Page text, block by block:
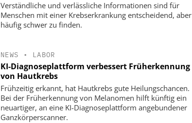
Verständliche und verlässliche Informationen sind für
Menschen mit einer Krebserkrankung entscheidend, aber
häufig schwer zu finden.
NEWS • LABOR
KI-Diagnoseplattform verbessert Früherkennung
von Hautkrebs
Frühzeitig erkannt, hat Hautkrebs gute Heilungschancen.
Bei der Früherkennung von Melanomen hilft künftig ein
neuartiger, an eine KI-Diagnoseplattform angebundener
Ganzkörperscanner.